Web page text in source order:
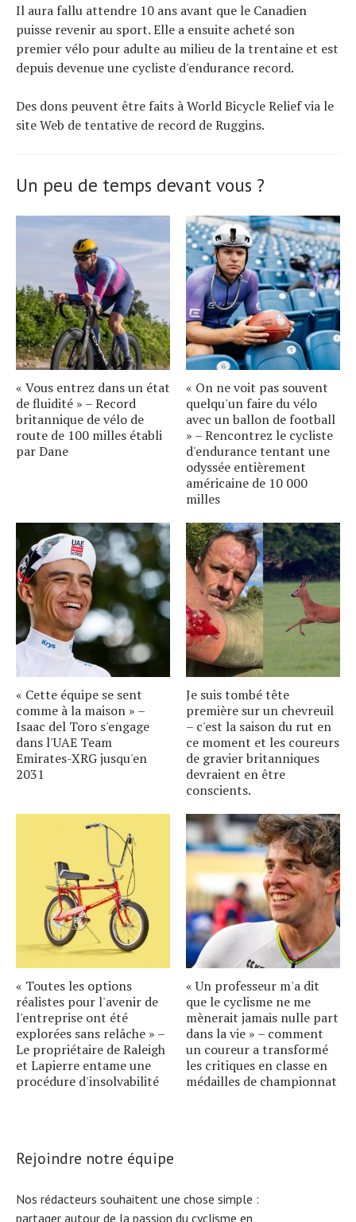
Il aura fallu attendre 10 ans avant que le Canadien
puisse revenir au sport. Elle a ensuite acheté son
premier vélo pour adulte au milieu de la trentaine et est
depuis devenue une cycliste d'endurance record.
Des dons peuvent être faits à World Bicycle Relief via le
site Web de tentative de record de Ruggins.
Un peu de temps devant vous ?
« Vous entrez dans un état
de fluidité » – Record
britannique de vélo de
route de 100 milles établi
par Dane
« On ne voit pas souvent
quelqu'un faire du vélo
avec un ballon de football
» – Rencontrez le cycliste
d'endurance tentant une
odyssée entièrement
américaine de 10 000
milles
« Cette équipe se sent
comme à la maison » –
Isaac del Toro s'engage
dans l'UAE Team
Emirates-XRG jusqu'en
2031
Je suis tombé tête
première sur un chevreuil
– c'est la saison du rut en
ce moment et les coureurs
de gravier britanniques
devraient en être
conscients.
« Toutes les options
réalistes pour l'avenir de
l'entreprise ont été
explorées sans relâche » –
Le propriétaire de Raleigh
et Lapierre entame une
procédure d'insolvabilité
« Un professeur m'a dit
que le cyclisme ne me
mènerait jamais nulle part
dans la vie » – comment
un coureur a transformé
les critiques en classe en
médailles de championnat
Rejoindre notre équipe
Nos rédacteurs souhaitent une chose simple :
partager autour de la passion du cyclisme en